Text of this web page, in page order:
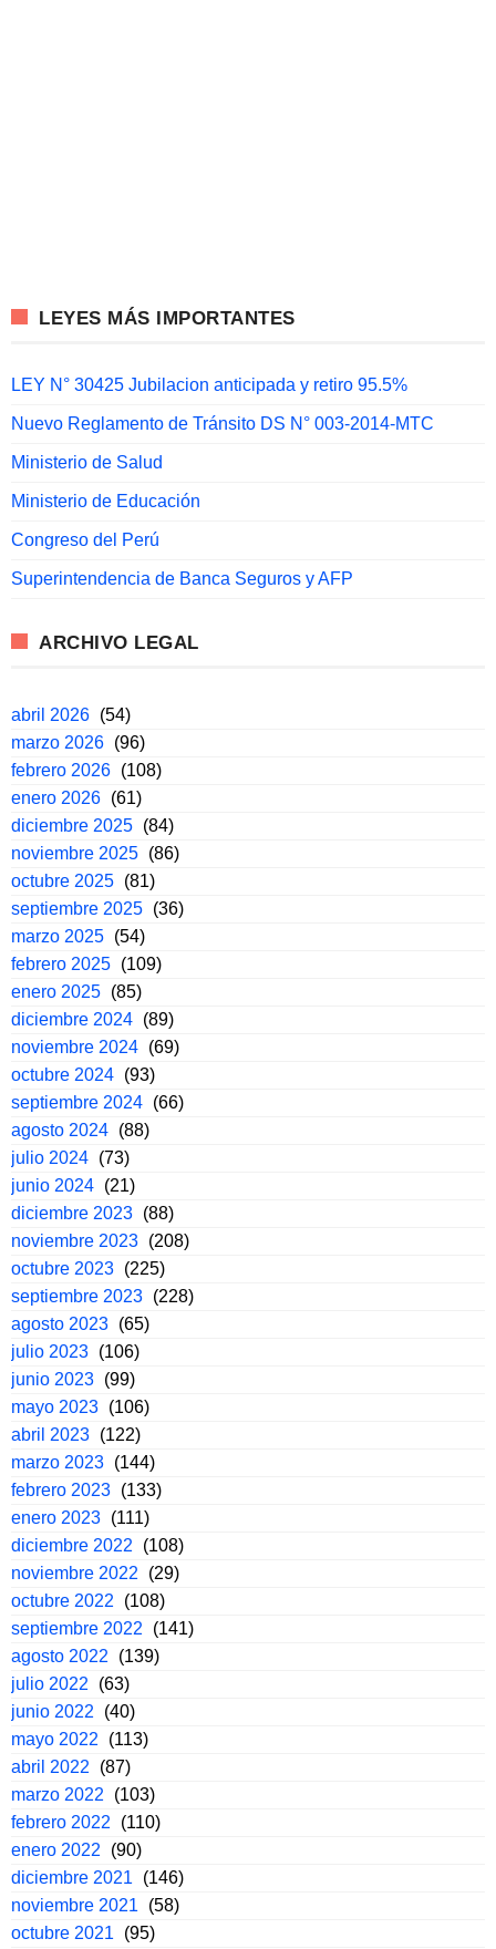
LEYES MÁS IMPORTANTES
LEY N° 30425 Jubilacion anticipada y retiro 95.5%
Nuevo Reglamento de Tránsito DS N° 003-2014-MTC
Ministerio de Salud
Ministerio de Educación
Congreso del Perú
Superintendencia de Banca Seguros y AFP
ARCHIVO LEGAL
abril 2026 (54)
marzo 2026 (96)
febrero 2026 (108)
enero 2026 (61)
diciembre 2025 (84)
noviembre 2025 (86)
octubre 2025 (81)
septiembre 2025 (36)
marzo 2025 (54)
febrero 2025 (109)
enero 2025 (85)
diciembre 2024 (89)
noviembre 2024 (69)
octubre 2024 (93)
septiembre 2024 (66)
agosto 2024 (88)
julio 2024 (73)
junio 2024 (21)
diciembre 2023 (88)
noviembre 2023 (208)
octubre 2023 (225)
septiembre 2023 (228)
agosto 2023 (65)
julio 2023 (106)
junio 2023 (99)
mayo 2023 (106)
abril 2023 (122)
marzo 2023 (144)
febrero 2023 (133)
enero 2023 (111)
diciembre 2022
(108)
noviembre 2022
(29)
octubre 2022
(108)
septiembre 2022
(141)
agosto 2022
(139)
julio 2022
(63)
junio 2022
(40)
mayo 2022
(113)
abril 2022
(87)
marzo 2022
(103)
febrero 2022
(110)
enero 2022
(90)
diciembre 2021
(146)
noviembre 2021
(58)
octubre 2021
(95)